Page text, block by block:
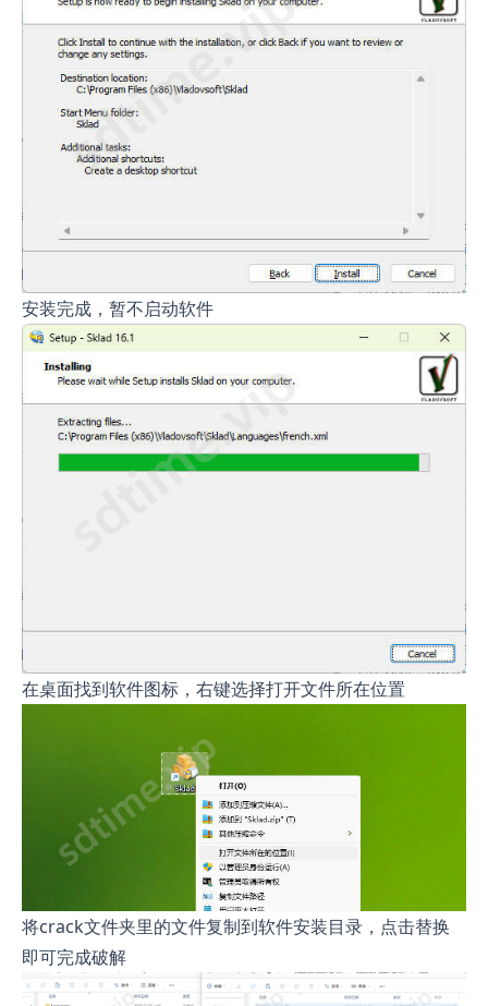
安装完成，暂不启动软件
在桌面找到软件图标，右键选择打开文件所在位置
将crack文件夹里的文件复制到软件安装目录，点击替换
即可完成破解